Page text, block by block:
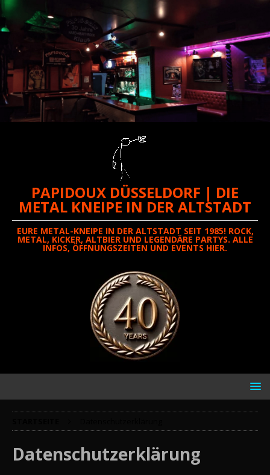
PAPIDOUX DÜSSELDORF | DIE
METAL KNEIPE IN DER ALTSTADT
EURE METAL-KNEIPE IN DER ALTSTADT SEIT 1985! ROCK,
METAL, KICKER, ALTBIER UND LEGENDÄRE PARTYS. ALLE
INFOS, ÖFFNUNGSZEITEN UND EVENTS HIER.
Datenschutzerklärung